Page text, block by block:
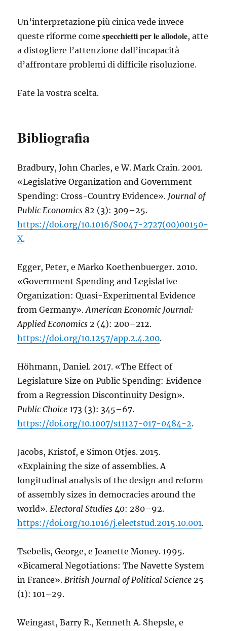
Un’interpretazione più cinica vede invece
queste riforme comespecchietti per le allodole, atte
a distogliere l’attenzione dall’incapacità
d’affrontare problemi di difficile risoluzione.
Fate la vostra scelta.
Bibliografia
Bradbury, John Charles, e W. Mark Crain. 2001.
«Legislative Organization and Government
Spending: Cross-Country Evidence». Journal of
Public Economics 82 (3): 309–25.
https://doi.org/10.1016/S0047-2727(00)00150-
X.
Egger, Peter, e Marko Koethenbuerger. 2010.
«Government Spending and Legislative
Organization: Quasi-Experimental Evidence
from Germany».American Economic Journal:
Applied Economics 2 (4): 200–212.
https://doi.org/10.1257/app.2.4.200.
Höhmann, Daniel. 2017. «The Effect of
Legislature Size on Public Spending: Evidence
from a Regression Discontinuity Design».
Public Choice 173 (3): 345–67.
https://doi.org/10.1007/s11127-017-0484-2.
Jacobs, Kristof, e Simon Otjes. 2015.
«Explaining the size of assemblies. A
longitudinal analysis of the design and reform
of assembly sizes in democracies around the
world».Electoral Studies 40: 280–92.
https://doi.org/10.1016/j.electstud.2015.10.001.
Tsebelis, George, e Jeanette Money. 1995.
«Bicameral Negotiations: The Navette System
in France».British Journal of Political Science 25
(1): 101–29.
Weingast, Barry R., Kenneth A. Shepsle, e